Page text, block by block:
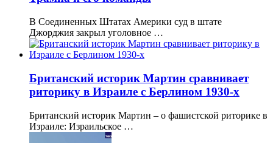
В Соединенных Штатах Америки суд в штате
Джорджия закрыл уголовное …
Британский историк Мартин сравнивает
риторику в Израиле с Берлином 1930-х
Британский историк Мартин – о фашистской риторике в
Израиле: Израильское …